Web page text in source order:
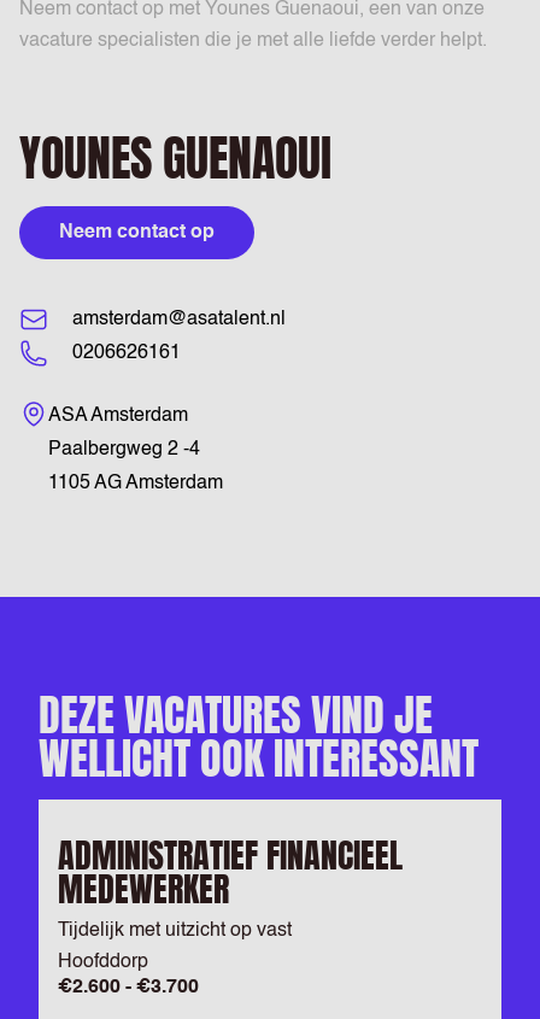
Neem contact op met Younes Guenaoui, een van onze
vacature specialisten die je met alle liefde verder helpt.
YOUNES GUENAOUI
Neem contact op
amsterdam@asatalent.nl
0206626161
Bezoekadres
ASA Amsterdam
Paalbergweg 2 -4
1105 AG Amsterdam
DEZE VACATURES VIND JE
WELLICHT OOK INTERESSANT
ADMINISTRATIEF FINANCIEEL
MEDEWERKER
Tijdelijk met uitzicht op vast
Hoofddorp
€2.600 - €3.700